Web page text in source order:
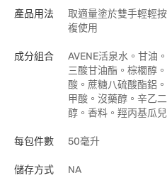
產品用法
取適量塗於雙手輕輕
複使用
成分組合
AVENE活泉水。甘油
三酸甘油酯。棕櫚醇
酸。蔗糖八硫酸酯鋁
甲酸。沒藥醇。辛乙
醇。香料。羥丙基瓜
每包件數 50毫升
儲存方式 NA